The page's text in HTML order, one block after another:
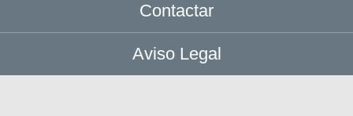
Contactar
Aviso Legal